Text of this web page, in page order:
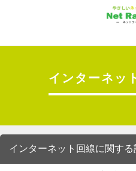
インターネッ
インターネット回線に関する